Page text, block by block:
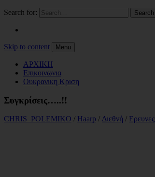
Search for: Search
Skip to content Menu
ΑΡΧΙΚΗ
Επικοινωνια
Ουκρανικη Κριση
Συγκρίσεις…..!!
CHRIS_POLEMIKO / Haarp / Διεθνή / Ερευνες